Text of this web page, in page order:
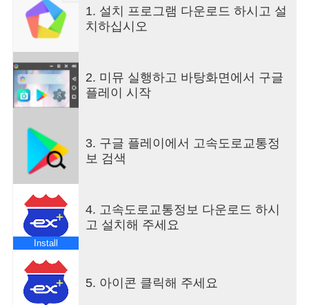
3. 노선별 소통상황, 교통속보, CCTV영상을 한눈에!
노선별 교통상황
4. 경로검색으로 최적의 경로 및 휴게소 정보까지
5. 고속도로 주행 중 전방 교통속보 알림 서비스
6. 정체예상지도, 구간별 예상 소요시간을 알려주는
교통예보 서비스
7. 노선별, 위치기반 교통속보 방송 등
위치정보 : 현재위치주변 고속도로정보를 제공하기
위해 사용
[이용시 참고사항]
고속도로 교통정보앱은 갤럭시노트5 해상도( 1440 *
2560 ) 이상, 안드로이드 5.0 버전 이상에 최적화 되
어있습니다. 교통정보 앱 사용이 원활하지 않으실
경우 인터넷 홈페이지 (www.roadplus.co.kr)를 이용
하여 주시기 바랍니다.
[고객문의]
앱 사용 중에 궁금하신 점 또는 문제가 발생한 경우,
콜센터(1588-2504) 혹은 stchoi87@ex.co.kr로 문의
주시기 바랍니다.
1. 설치 프로그램 다운로드 하시고 설
치하십시오
2. 미뮤 실행하고 바탕화면에서 구글
플레이 시작
3. 구글 플레이에서 고속도로교통정
보 검색
Install
4. 고속도로교통정보 다운로드 하시
고 설치해 주세요
5. 아이콘 클릭해 주세요